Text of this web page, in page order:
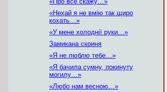
«Нехай я не вмію так щиро
кохать…»
«У мене холоднії руки…»
Замикана скриня
«Я не люблю тебе…»
«Я бачила сумну, покинуту
могилу…»
«Любо нам весною…»